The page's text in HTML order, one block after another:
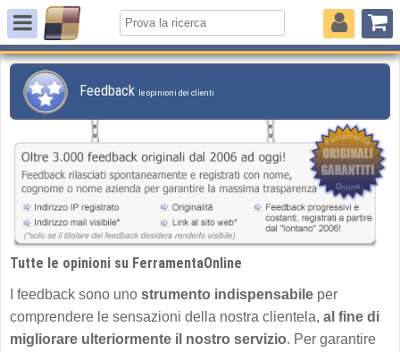
Feedback le opinioni dei clienti
Tutte le opinioni su FerramentaOnline
I feedback sono uno strumento indispensabile per
comprendere le sensazioni della nostra clientela, al fine di
migliorare ulteriormente il nostro servizio. Per garantire